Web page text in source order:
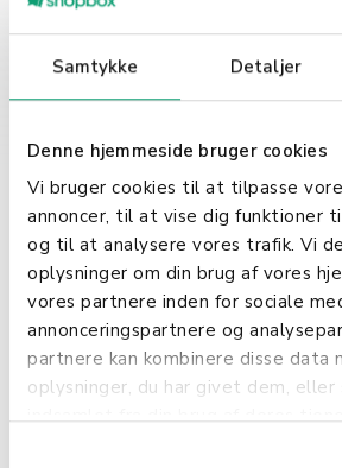
Samtykke Detaljer
Denne hjemmeside bruger cookies
Vi bruger cookies til at tilpasse
annoncer, til at vise dig funktioner
og til at analysere vores trafik. Vi
oplysninger om din brug af vores
vores partnere inden for sociale
annonceringspartnere og
partnere kan kombinere disse data
oplysninger, du har givet dem, eller
for regnskapsintegrasjon er
automatisering av
inkluderer automatisk
salgsdata, oppdateringer
lagerstatus, og
og utbetalinger.
reduserer manuelt arbeid
muligheten for
noe som fører til mer
Forbedring av
oversikt